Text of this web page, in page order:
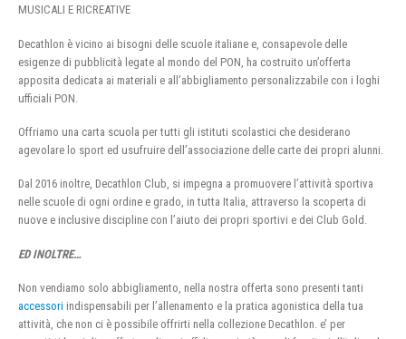
MUSICALI E RICREATIVE
Decathlon è vicino ai bisogni delle scuole italiane e, consapevole delle
esigenze di pubblicità legate al mondo del PON, ha costruito un’offerta
apposita dedicata ai materiali e all’abbigliamento personalizzabile con i loghi
ufficiali PON.
Offriamo una carta scuola per tutti gli istituti scolastici che desiderano
agevolare lo sport ed usufruire dell’associazione delle carte dei propri alunni.
Dal 2016 inoltre, Decathlon Club, si impegna a promuovere l’attività sportiva
nelle scuole di ogni ordine e grado, in tutta Italia, attraverso la scoperta di
nuove e inclusive discipline con l’aiuto dei propri sportivi e dei Club Gold.
ED INOLTRE…
Non vendiamo solo abbigliamento, nella nostra offerta sono presenti tanti
accessori indispensabili per l’allenamento e la pratica agonistica della tua
attività, che non ci è possibile offrirti nella collezione Decathlon. e’ per